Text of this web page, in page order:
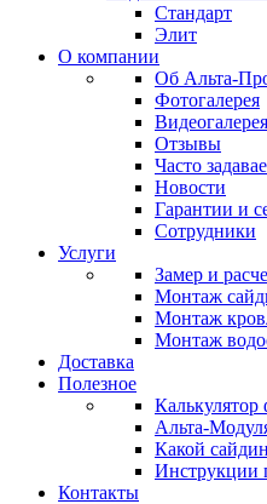
Стандарт
Элит
О компании
Об Альта-
Фотогалерея
Видеогалерея
Отзывы
Часто
Новости
Гарантии и
Сотрудники
Услуги
Замер и
Монтаж
Монтаж
Монтаж
Доставка
Полезное
Калькулятор
Альта-
Какой
Инструкции
Контакты